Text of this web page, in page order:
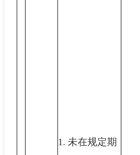
1. 未在规定期